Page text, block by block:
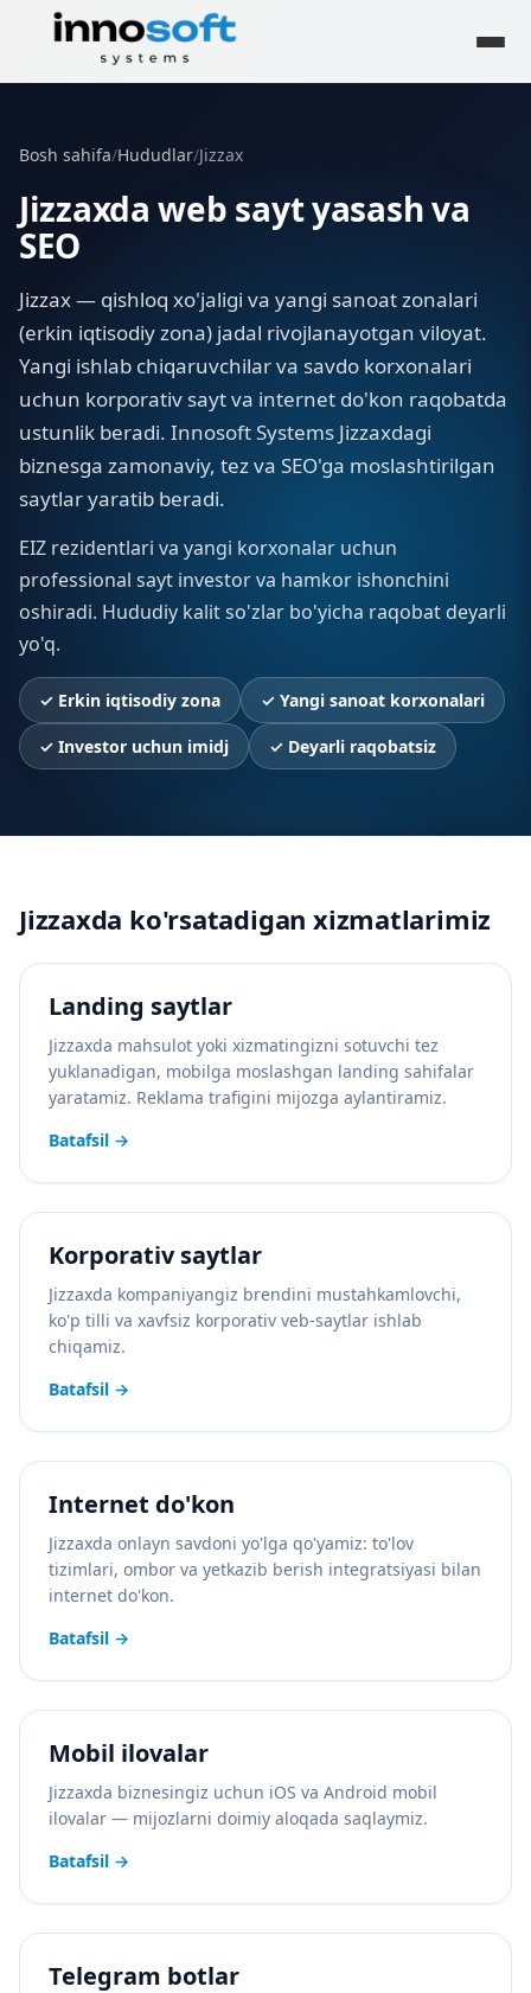
Bosh sahifa/Hududlar/Jizzax
Jizzaxda web sayt yasash va
SEO
Jizzax — qishloq xo'jaligi va yangi sanoat zonalari
(erkin iqtisodiy zona) jadal rivojlanayotgan viloyat.
Yangi ishlab chiqaruvchilar va savdo korxonalari
uchun korporativ sayt va internet do'kon raqobatda
ustunlik beradi. Innosoft Systems Jizzaxdagi
biznesga zamonaviy, tez va SEO'ga moslashtirilgan
saytlar yaratib beradi.
EIZ rezidentlari va yangi korxonalar uchun
professional sayt investor va hamkor ishonchini
oshiradi. Hududiy kalit so'zlar bo'yicha raqobat deyarli
yo'q.
✓ Erkin iqtisodiy zona ✓ Yangi sanoat korxonalari
✓ Investor uchun imidj ✓ Deyarli raqobatsiz
Jizzaxda ko'rsatadigan xizmatlarimiz
Landing saytlar
Jizzaxda mahsulot yoki xizmatingizni sotuvchi tez
yuklanadigan, mobilga moslashgan landing sahifalar
yaratamiz. Reklama trafigini mijozga aylantiramiz.
Batafsil →
Korporativ saytlar
Jizzaxda kompaniyangiz brendini mustahkamlovchi,
ko'p tilli va xavfsiz korporativ veb-saytlar ishlab
chiqamiz.
Batafsil →
Internet do'kon
Jizzaxda onlayn savdoni yo'lga qo'yamiz: to'lov
tizimlari, ombor va yetkazib berish integratsiyasi bilan
internet do'kon.
Batafsil →
Mobil ilovalar
Jizzaxda biznesingiz uchun iOS va Android mobil
ilovalar — mijozlarni doimiy aloqada saqlaymiz.
Batafsil →
Telegram botlar